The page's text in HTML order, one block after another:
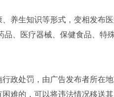
生知识等形式，变相发布
、医疗器械、保健食品、特
处罚，由广告发布者所在
难的，可以将违法情况移送